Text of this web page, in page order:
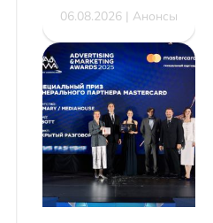
06.08.2026 | Анонсы